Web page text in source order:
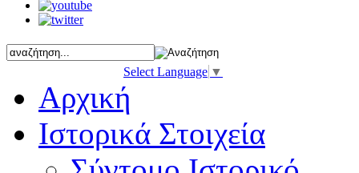
Select Language ▼
Αρχική
Ιστορικά Στοιχεία